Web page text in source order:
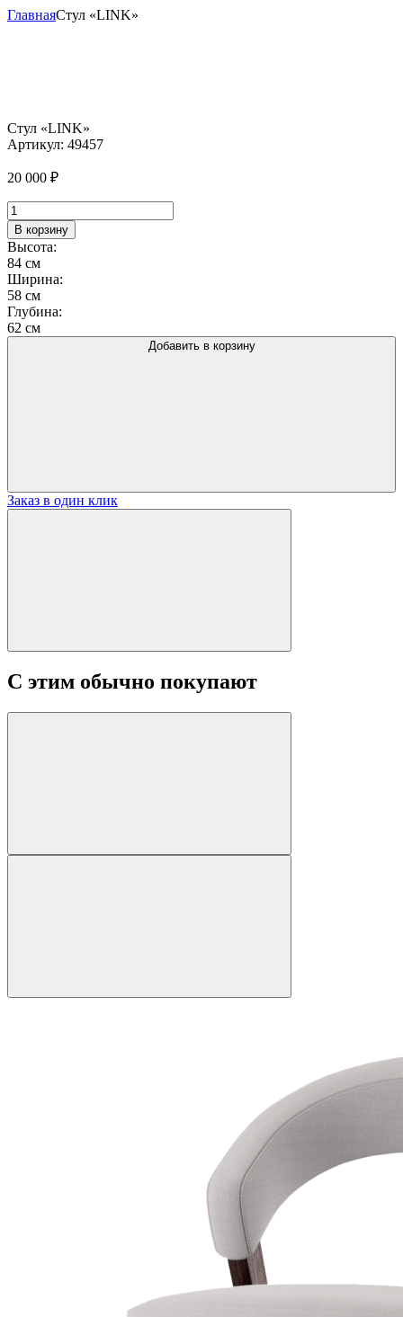
ГлавнаяСтул «LINK»
Стул «LINK»
Артикул: 49457
20 000 ₽
Количество
товара
Стул
"LINK"
В корзину
Высота:
84 см
Ширина:
58 см
Глубина:
62 см
Добавить в корзину
Заказ в один клик
С этим обычно покупают